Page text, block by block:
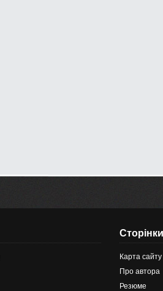
Сторінки
Карта сайту
Про автора
Резюме